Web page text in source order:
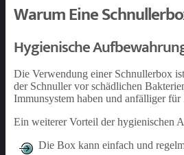
Warum Eine
Hygienische
Die Verwendung einer Schnullerbox
der Schnuller vor schädlichen
Immunsystem haben und anfälliger
Ein weiterer Vorteil der hygienischen
Die Box kann einfach und